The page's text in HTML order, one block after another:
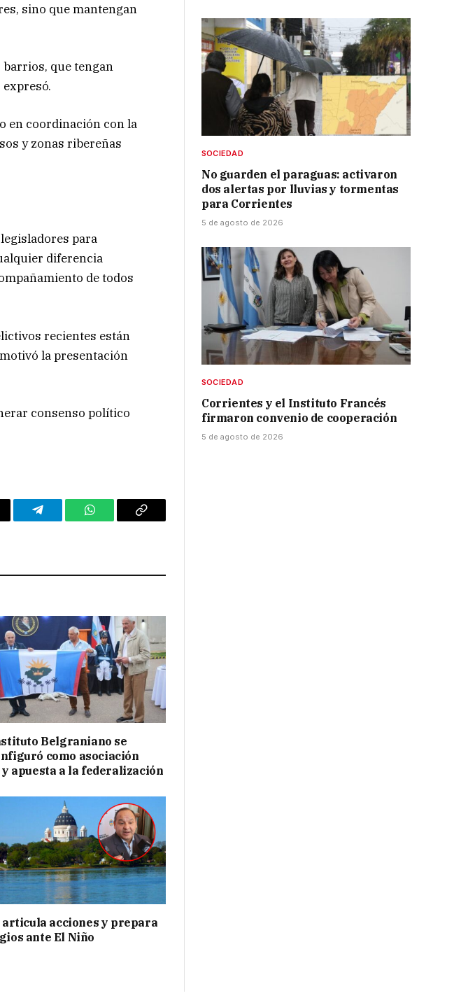
sino que mantengan
barrios, que tengan
en coordinación con la
y zonas ribereñas
para
diferencia
de todos
recientes están
la presentación
consenso político
Telegram WhatsAppCopy
Belgraniano se
como asociación
apuesta a la federalización
acciones y prepara
ante El Niño
SOCIEDAD
No guarden el paraguas: activaron
dos alertas por lluvias y tormentas
para Corrientes
5 de agosto de 2026
SOCIEDAD
Corrientes y el Instituto Francés
firmaron convenio de cooperación
5 de agosto de 2026